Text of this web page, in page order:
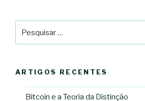
por:
ARTIGOS RECENTES
Bitcoin e a Teoria da Distinção